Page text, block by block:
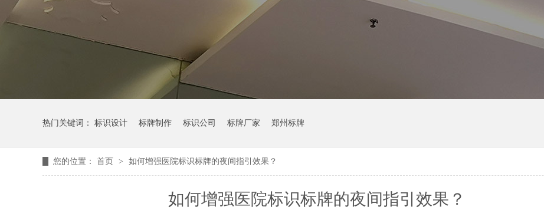
热门关键词： 标识设计 标牌制作 标识公司 标牌厂家 郑州标牌
您的位置： 首页 > 如何增强医院标识标牌的夜间指引效果？
如何增强医院标识标牌的夜间指引效果？